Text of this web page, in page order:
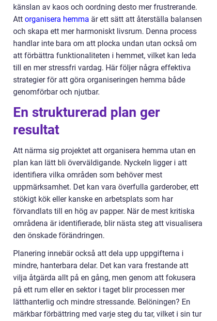
känslan av kaos och oordning desto mer frustrerande.
Att organisera hemma är ett sätt att återställa balansen
och skapa ett mer harmoniskt livsrum. Denna process
handlar inte bara om att plocka undan utan också om
att förbättra funktionaliteten i hemmet, vilket kan leda
till en mer stressfri vardag. Här följer några effektiva
strategier för att göra organiseringen hemma både
genomförbar och njutbar.
En strukturerad plan ger
resultat
Att närma sig projektet att organisera hemma utan en
plan kan lätt bli överväldigande. Nyckeln ligger i att
identifiera vilka områden som behöver mest
uppmärksamhet. Det kan vara överfulla garderober, ett
stökigt kök eller kanske en arbetsplats som har
förvandlats till en hög av papper. När de mest kritiska
områdena är identifierade, blir nästa steg att visualisera
den önskade förändringen.
Planering innebär också att dela upp uppgifterna i
mindre, hanterbara delar. Det kan vara frestande att
vilja åtgärda allt på en gång, men genom att fokusera
på ett rum eller en sektor i taget blir processen mer
lätthanterlig och mindre stressande. Belöningen? En
märkbar förbättring med varje steg du tar, vilket i sin tur